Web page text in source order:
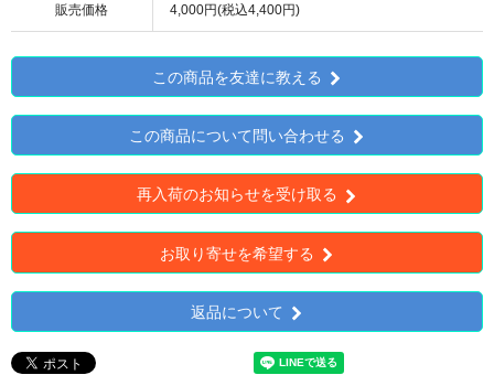
販売価格 4,000円(税込4,400円)
この商品を友達に教える
この商品について問い合わせる
再入荷のお知らせを受け取る
お取り寄せを希望する
返品について